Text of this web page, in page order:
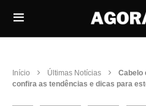
Início Últimas Notícias
Cabelo
confira as tendências e dicas para